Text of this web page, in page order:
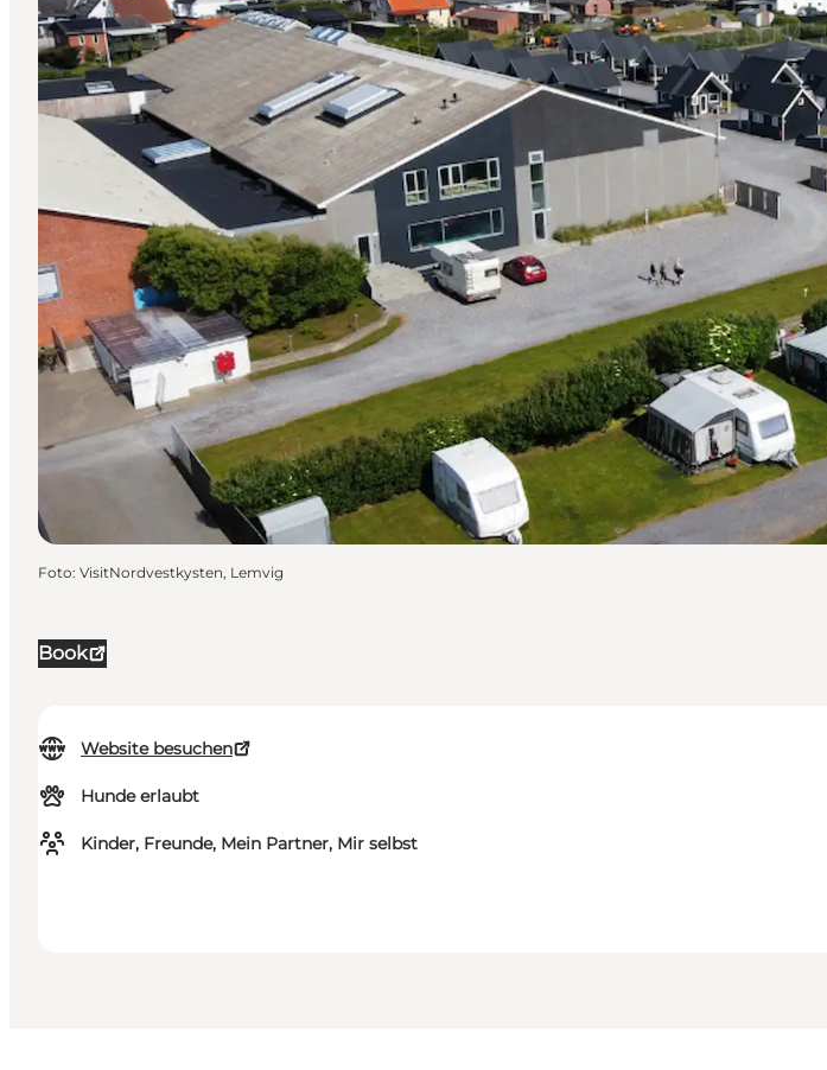
Book
Website besuchen
Hunde erlaubt
Kinder, Freunde, Mein Partner, Mir selbst
Foto: VisitNordvestkysten, Lemvig